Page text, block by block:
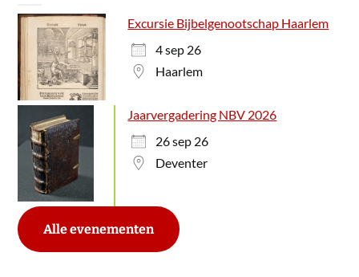
Excursie Bijbelgenootschap Haarlem
4 sep 26
Haarlem
Jaarvergadering NBV 2026
26 sep 26
Deventer
Alle evenementen